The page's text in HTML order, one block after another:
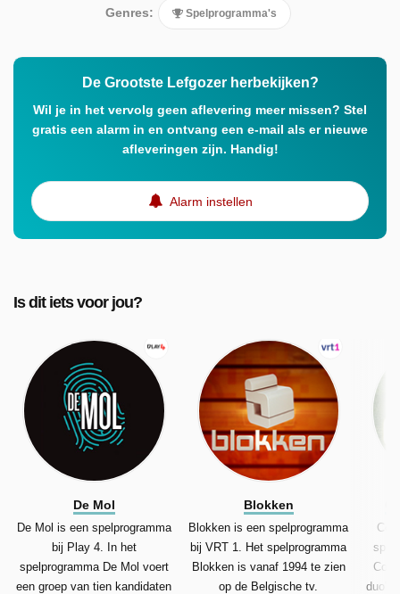
Genres: Spelprogramma's
De Grootste Lefgozer herbekijken?
Wil je in het vervolg geen aflevering meer missen? Stel
gratis een alarm in en ontvang een e-mail als er nieuwe
afleveringen zijn. Handig!
Alarm instellen
Is dit iets voor jou?
De Mol
De Mol is een spelprogramma
bij Play 4. In het
spelprogramma De Mol voert
een groep van tien kandidaten
Blokken
Blokken is een spelprogramma
bij VRT 1. Het spelprogramma
Blokken is vanaf 1994 te zien
op de Belgische tv.
duo's